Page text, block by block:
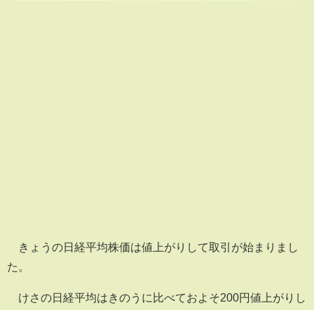
きょうの日経平均株価は値上がりして取引が始まりまし
た。
けさの日経平均はきのうに比べておよそ200円値上がりし